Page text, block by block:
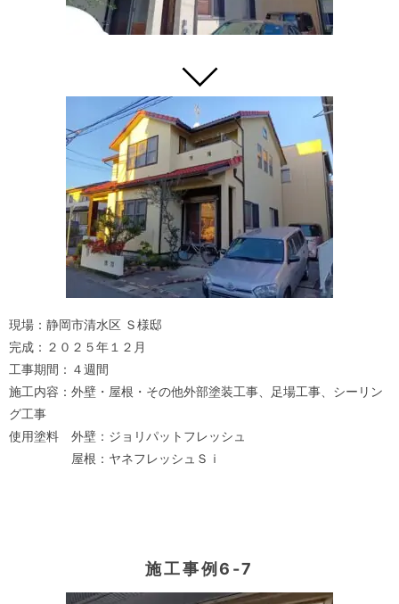
現場：静岡市清水区 Ｓ様邸
完成：２０２５年１２月
工事期間：４週間
施工内容：外壁・屋根・その他外部塗装工事、足場工事、シーリン
グ工事
使用塗料 外壁：ジョリパットフレッシュ
屋根：ヤネフレッシュＳｉ
施工事例6-7